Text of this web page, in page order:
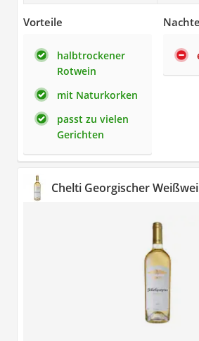
Vorteile
halbtrockener
Rotwein
mit Naturkorken
passt zu vielen
Gerichten
Chelti Georgischer